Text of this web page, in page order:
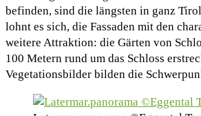
befinden, sind die längsten in ganz
lohnt es sich, die Fassaden mit den
weitere Attraktion: die Gärten von
100 Metern rund um das Schloss
Vegetationsbilder bilden die